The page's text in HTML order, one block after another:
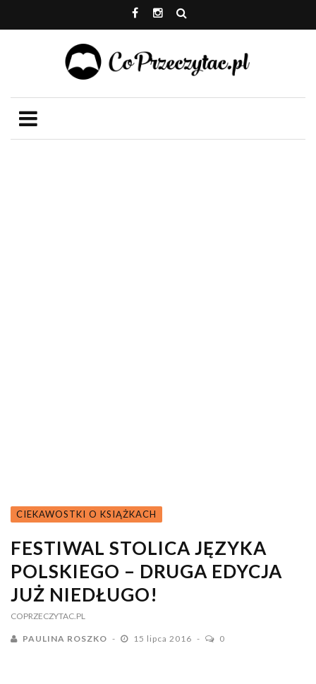
CIEKAWOSTKI O KSIĄŻKACH
FESTIWAL STOLICA JĘZYKA
POLSKIEGO – DRUGA EDYCJA
JUŻ NIEDŁUGO!
COPRZECZYTAC.PL
PAULINA ROSZKO 15 lipca 2016 0